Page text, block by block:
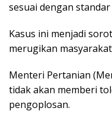
sesuai dengan
Kasus ini menjadi
merugikan
Menteri Pertanian
tidak akan memberi
pengoplosan.